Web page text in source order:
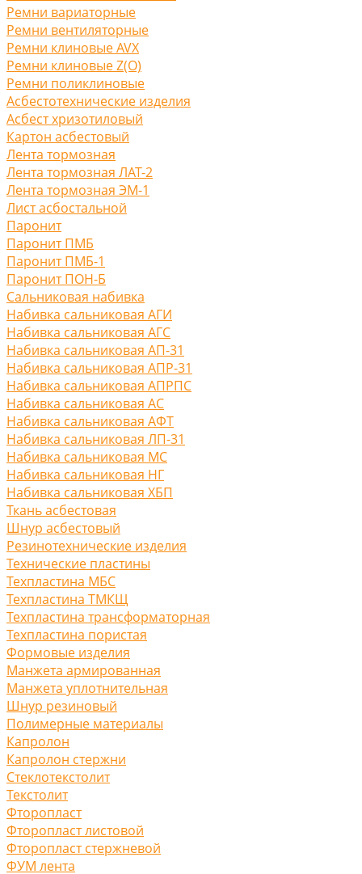
Ремни вариаторные
Ремни вентиляторные
Ремни клиновые AVX
Ремни клиновые Z(O)
Ремни поликлиновые
Асбестотехнические изделия
Асбест хризотиловый
Картон асбестовый
Лента тормозная
Лента тормозная ЛАТ-2
Лента тормозная ЭМ-1
Лист асбостальной
Паронит
Паронит ПМБ
Паронит ПМБ-1
Паронит ПОН-Б
Сальниковая набивка
Набивка сальниковая АГИ
Набивка сальниковая АГС
Набивка сальниковая АП-31
Набивка сальниковая АПР-31
Набивка сальниковая АПРПС
Набивка сальниковая АС
Набивка сальниковая АФТ
Набивка сальниковая ЛП-31
Набивка сальниковая МС
Набивка сальниковая НГ
Набивка сальниковая ХБП
Ткань асбестовая
Шнур асбестовый
Резинотехнические изделия
Технические пластины
Техпластина МБС
Техпластина ТМКЩ
Техпластина трансформаторная
Техпластина пористая
Формовые изделия
Манжета армированная
Манжета уплотнительная
Шнур резиновый
Полимерные материалы
Капролон
Капролон стержни
Стеклотекстолит
Текстолит
Фторопласт
Фторопласт листовой
Фторопласт стержневой
ФУМ лента